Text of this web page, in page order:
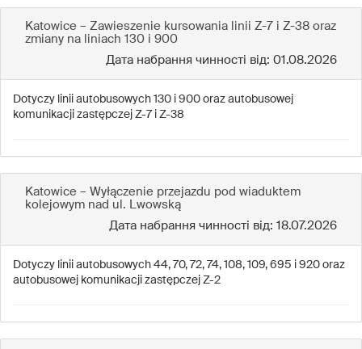
Katowice – Zawieszenie kursowania linii Z-7 i Z-38 oraz
zmiany na liniach 130 i 900
Дата набрання чинності від: 01.08.2026
Dotyczy linii autobusowych 130 i 900 oraz autobusowej
komunikacji zastępczej Z-7 i Z-38
Katowice – Wyłączenie przejazdu pod wiaduktem
kolejowym nad ul. Lwowską
Дата набрання чинності від: 18.07.2026
Dotyczy linii autobusowych 44, 70, 72, 74, 108, 109, 695 i 920 oraz
autobusowej komunikacji zastępczej Z-2